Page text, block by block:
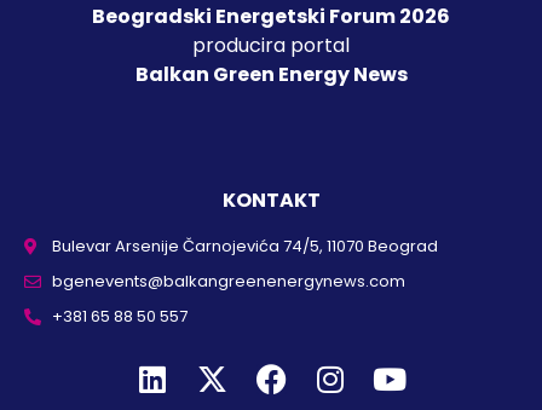
Beogradski Energetski Forum 2026
producira portal
Balkan Green Energy News
KONTAKT
Bulevar Arsenije Čarnojevića 74/5, 11070 Beograd
bgenevents@balkangreenenergynews.com
+381 65 88 50 557